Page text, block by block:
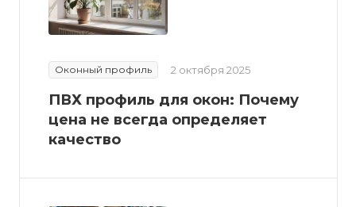
Оконный профиль 2 октября 2025
ПВХ профиль для окон: Почему
цена не всегда определяет
качество